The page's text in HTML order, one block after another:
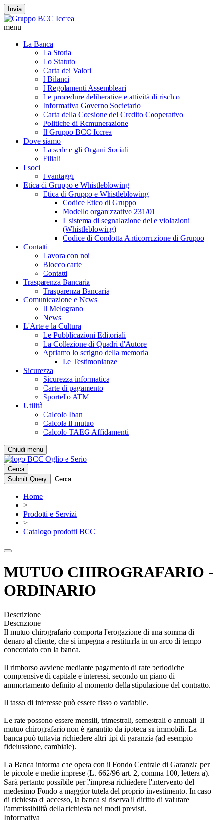
Invia
menu
La Banca
La Storia
Lo Statuto
Carta dei Valori
I Bilanci
I Regolamenti Assembleari
Le procedure deliberative e attività di rischio
Informativa Governo Societario
Carta della Coesione del Credito Cooperativo
Politiche di Remunerazione
Il Gruppo BCC Iccrea
Dove siamo
La sede e gli Organi Sociali
Filiali
I soci
I vantaggi
Etica di Gruppo e Whistleblowing
Etica di Gruppo e Whistleblowing
Codice Etico di Gruppo
Modello organizzativo 231/01
Il sistema di segnalazione delle violazioni
(Whistleblowing)
Codice di Condotta Anticorruzione di Gruppo
Contatti
Lavora con noi
Blocco carte
Contatti
Trasparenza Bancaria
Trasparenza Bancaria
Comunicazione e News
Il Melograno
News
L'Arte e la Cultura
Le Pubblicazioni Editoriali
La Collezione di Quadri d'Autore
Apriamo lo scrigno della memoria
Le Testimonianze
Sicurezza
Sicurezza informatica
Carte di pagamento
Sportello ATM
Utilità
Calcolo Iban
Calcola il mutuo
Calcolo TAEG Affidamenti
Chiudi menu
Cerca
Home
>
Prodotti e Servizi
>
Catalogo prodotti BCC
MUTUO CHIROGRAFARIO -
ORDINARIO
Descrizione
Descrizione
Il mutuo chirografario comporta l'erogazione di una somma di
denaro al cliente, che si impegna a restituirla in un arco di tempo
concordato con la banca.
Il rimborso avviene mediante pagamento di rate periodiche
comprensive di capitale e interessi, secondo un piano di
ammortamento definito al momento della stipulazione del contratto.
Il tasso di interesse può essere fisso o variabile.
Le rate possono essere mensili, trimestrali, semestrali o annuali. Il
mutuo chirografario non è garantito da ipoteca su immobili. La
banca può tuttavia richiedere altri tipi di garanzia (ad esempio
fideiussione, cambiale).
La Banca informa che opera con il Fondo Centrale di Garanzia per
le piccole e medie imprese (L. 662/96 art. 2, comma 100, lettera a).
Sarà pertanto possibile per l'impresa richiedere l'intervento del
medesimo Fondo a maggior tutela del proprio investimento. In caso
di richiesta di accesso, la banca si riserva il diritto di valutare
l'ammissibilità della richiesta nei modi previsti.
Informativa